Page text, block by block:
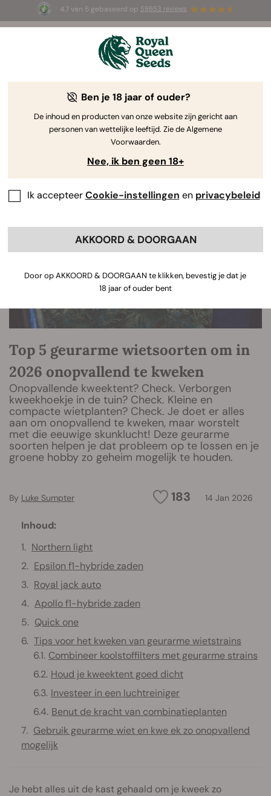
4.7 van 5 gebaseerd op 58653 reviews
1+1 GRATIS- Tijdelijke aanbieding
2d 20h 19m 07s
The RQS Blog
Cannabis Lifestyle Blogs
Top 5 geurarme wietsoorten om in
2026 onopvallend te kweken
Onopvallende kweektent? Check. Verborgen
kweekhoekje in de tuin? Check. Kleine en
compacte wietplanten? Check. Je doet er alles
aan om onopvallend te kweken, maar worstelt
met die eeuwige skunklucht! Deze geurarme
soorten helpen je dat probleem op te lossen en je
groene hobby zo geheim mogelijk te houden.
183 14 Jan 2026
By Luke Sumpter
Inhoud:
Northern light
Epsilon f1-hybride zaden
Royal jack auto
Apollo f1-hybride zaden
Quick one
Tips voor het kweken van geurarme wietstrains
Combineer koolstoffilters met geurarme strains
Houd je kweektent goed dicht
Investeer in een luchtreiniger
Benut de kracht van combinatieplanten
Gebruik geurarme wiet en kwe ek zo onopvallend
mogelijk
Je hebt alles uit de kast gehaald om je kweek zo
Ben je 18 jaar of ouder?
De inhoud en producten van onze website zijn gericht aan
personen van wettelijke leeftijd. Zie de Algemene
Voorwaarden.
Nee, ik ben geen 18+
Ik accepteerCookie-instellingen en privacybeleid
AKKOORD & DOORGAAN
Door op AKKOORD & DOORGAAN te klikken, bevestig je dat je
18 jaar of ouder bent